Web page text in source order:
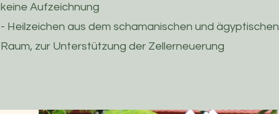
keine Aufzeichnung
- Heilzeichen aus dem schamanischen und ägyptischen
Raum, zur Unterstützung der Zellerneuerung